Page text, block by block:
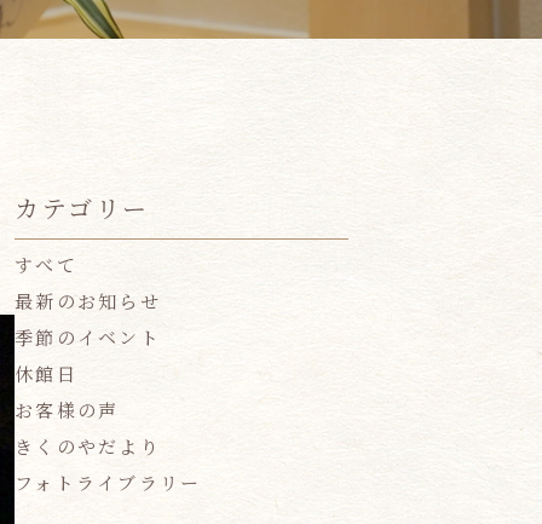
カテゴリー
すべて
最新のお知らせ
季節のイベント
休館日
お客様の声
きくのやだより
フォトライブラリー